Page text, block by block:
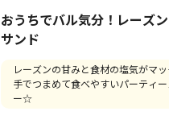
おうちでバル気分！レーズ
サンド
レーズンの甘みと食材の塩気がマ
手でつまめて食べやすいパーティー
ー☆